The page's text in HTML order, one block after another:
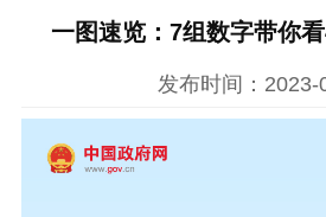
一图速览：7组数字带你
发布时间：2023-